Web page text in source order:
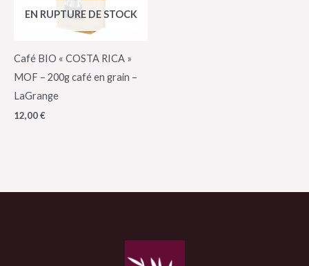
EN RUPTURE DE STOCK
Café BIO « COSTA RICA »
MOF – 200g café en grain –
LaGrange
12,00€